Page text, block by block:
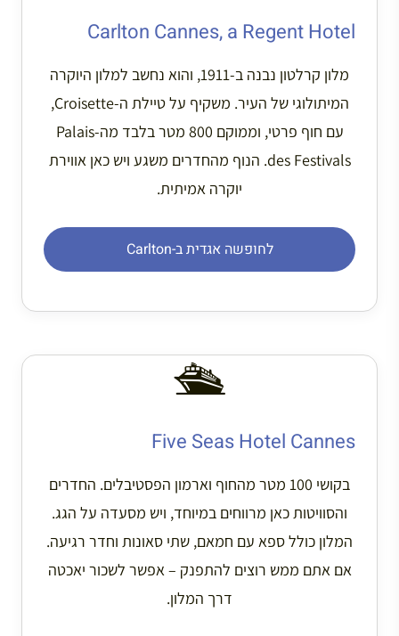
Carlton Cannes, a Regent Hotel
מלון קרלטון נבנה ב-1911, והוא נחשב למלון היוקרה
המיתולוגי של העיר. משקיף על טיילת ה-Croisette,
עם חוף פרטי, וממוקם 800 מטר בלבד מה-Palais
des Festivals. הנוף מהחדרים משגע ויש כאן אווירת
יוקרה אמיתית.
לחופשה אגדית ב-Carlton
🛳️
Five Seas Hotel Cannes
בקושי 100 מטר מהחוף וארמון הפסטיבלים. החדרים
והסוויטות כאן מרווחים במיוחד, ויש מסעדה על הגג.
המלון כולל ספא עם חמאם, שתי סאונות וחדר רגיעה.
אם אתם ממש רוצים להתפנק – אפשר לשכור יאכטה
דרך המלון.